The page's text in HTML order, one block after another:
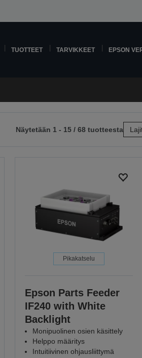
TUOTTEET TARVIKKEET EPSON
Näytetään 1 - 15 / 68 tuotteesta
Pikakatselu
Epson Parts Feeder
IF240 with White
Backlight
Monipuolinen osien käsittely
Helppo määritys
Intuitiivinen ohjausliittymä